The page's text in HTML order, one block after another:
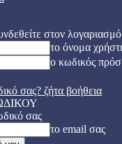
στον
το όνομα
ο κωδικός
σας? ζήτα βοήθεια
σας
το email σας